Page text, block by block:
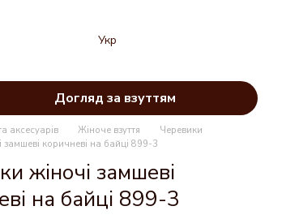
Укр
Догляд за взуттям
аксесуарів Жіноче взуття
Черевики
замшеві коричневі на байці 899-3
жіночі замшеві
на байці 899-3